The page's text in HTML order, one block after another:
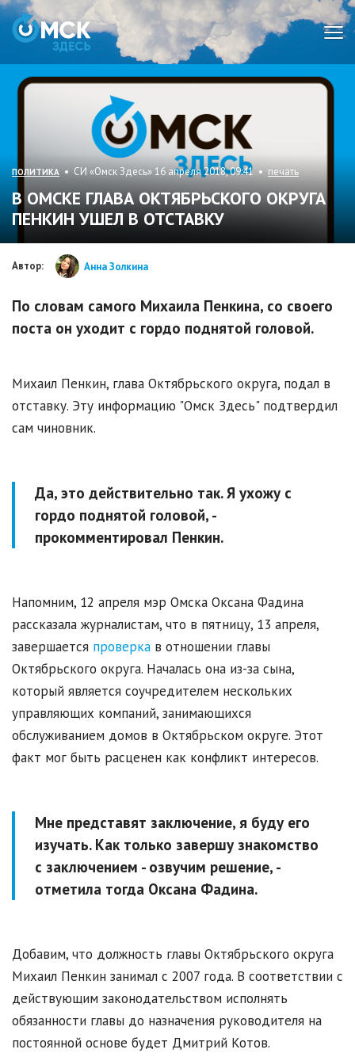
ПОЛИТИКА • СИ «Омск Здесь» 16 апреля 2018, 09:41 • печать
В ОМСКЕ ГЛАВА ОКТЯБРЬСКОГО ОКРУГА
ПЕНКИН УШЕЛ В ОТСТАВКУ
Автор: Анна Золкина
По словам самого Михаила Пенкина, со своего
поста он уходит с гордо поднятой головой.
Михаил Пенкин, глава Октябрьского округа, подал в
отставку. Эту информацию "Омск Здесь" подтвердил
сам чиновник.
Да, это действительно так. Я ухожу с
гордо поднятой головой, -
прокомментировал Пенкин.
Напомним, 12 апреля мэр Омска Оксана Фадина
рассказала журналистам, что в пятницу, 13 апреля,
завершается проверка в отношении главы
Октябрьского округа. Началась она из-за сына,
который является соучредителем нескольких
управляющих компаний, занимающихся
обслуживанием домов в Октябрьском округе. Этот
факт мог быть расценен как конфликт интересов.
Мне представят заключение, я буду его
изучать. Как только завершу знакомство
с заключением - озвучим решение, -
отметила тогда Оксана Фадина.
Добавим, что должность главы Октябрьского округа
Михаил Пенкин занимал с 2007 года. В соответствии с
действующим законодательством исполнять
обязанности главы до назначения руководителя на
постоянной основе будет Дмитрий Котов.